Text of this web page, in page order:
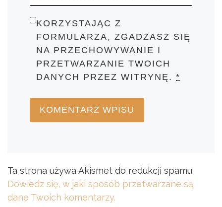
KORZYSTAJĄC Z
FORMULARZA, ZGADZASZ SIĘ
NA PRZECHOWYWANIE I
PRZETWARZANIE TWOICH
DANYCH PRZEZ WITRYNĘ.*
Ta strona używa Akismet do redukcji spamu.
Dowiedz się, w jaki sposób przetwarzane są
dane Twoich komentarzy.